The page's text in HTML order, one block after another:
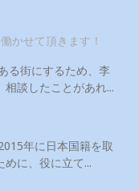
かせて頂きます！
る街にするため、李
談したことがあれ...
年に日本国籍を取
に、役に立て...